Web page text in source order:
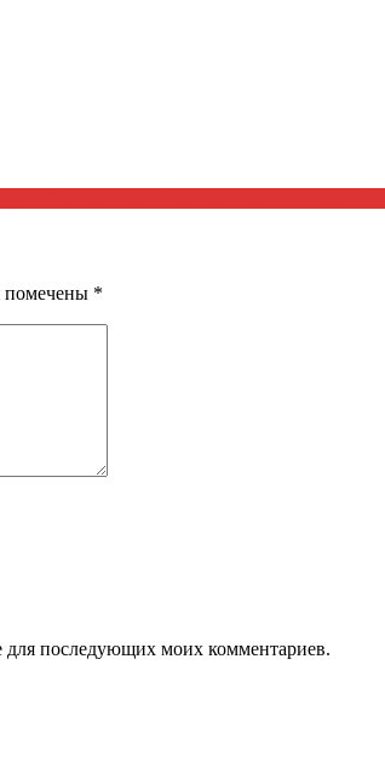
помечены *
для последующих моих комментариев.